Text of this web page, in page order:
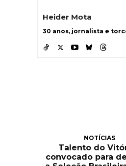
Heider Mota
30 anos, jornalista e
NOTÍCIAS
Talento do
convocado para